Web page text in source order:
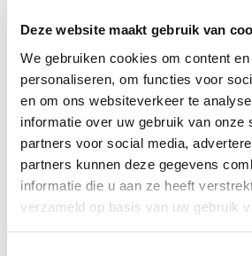
Deze website maakt gebruik van
We gebruiken cookies om content
personaliseren, om functies voor
en om ons websiteverkeer te
informatie over uw gebruik van onze
partners voor social media,
partners kunnen deze gegevens
informatie die u aan ze heeft
verzameld op basis van uw gebruik
Festival Travel
Festivalnieuws
Over ons
Ons team
Partners
Affiliatie
Pers
Werken bij
Nieuwsbrief